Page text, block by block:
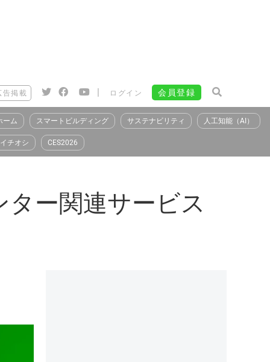
告掲載 | ログイン 会員登録
ーム スマートビルディング サステナビリティ 人工知能（AI）
イチオシ CES2026
ー関連サービス